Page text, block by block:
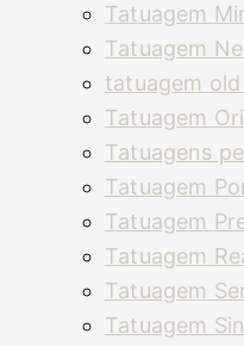
Tatuagem
Tatuagem
tatuagem
Tatuagem
Tatuagens
Tatuagem
Tatuagem
Tatuagem
Tatuagem
Tatuagem